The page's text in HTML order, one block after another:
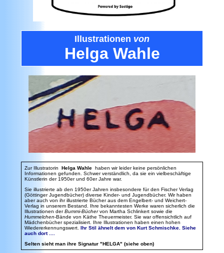
Illustrationen von
Helga Wahle
Zur Illustratorin Helga Wahle haben wir leider keine persönlichen
Informationen gefunden. Schwer verständlich, da sie ein vielbeschäftige
Künstlerin der 1950er und 60er Jahre war.
Sie illustrierte ab den 1950er Jahren insbesondere für den Fischer Verlag
(Göttinger Jugendbücher) diverse Kinder- und Jugendbücher. Wir haben
aber auch von ihr illustrierte Bücher aus dem Engelbert- und Weichert-
Verlag in unserem Bestand. Ihre bekanntesten Werke waren sicherlich die
Illustrationen derBummi-Büchervon Martha Schlinkert sowie die
Hummelchen-Bände von Käthe Theuermeister. Sie war offensichtlich auf
Mädchenbücher spezialisiert. Ihre Illustrationen haben einen hohen
Wiedererkennungswert. Ihr Stil ähnelt dem von Kurt Schmischke. Siehe
auch dort ....
Selten sieht man ihre Signatur "HELGA" (siehe oben)